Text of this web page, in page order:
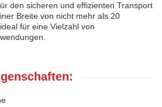
den sicheren und effizienten Transport
Breite von nicht mehr als 20
für eine Vielzahl von